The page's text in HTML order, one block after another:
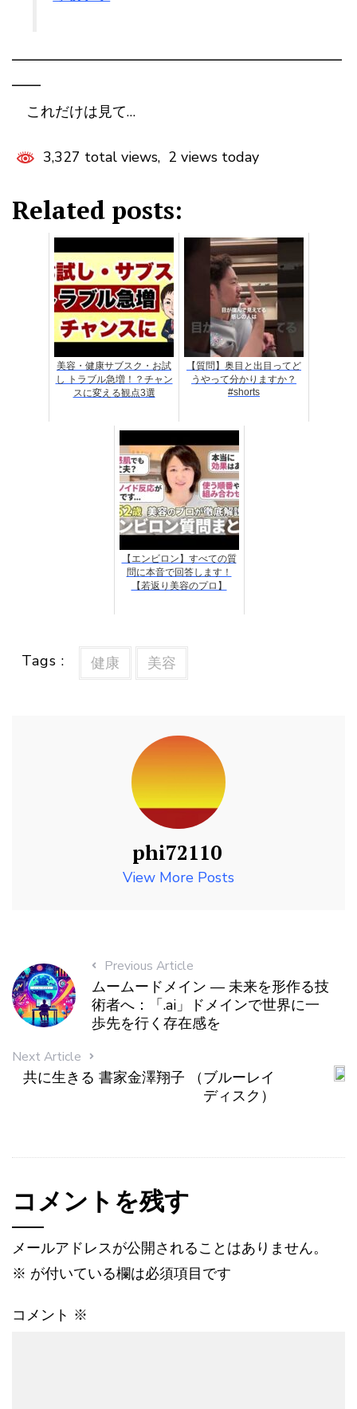
━━━━━━━━━━━━━━━━━━━━━━━
━━
これだけは見て…
3,327 total views, 2 views today
Related posts:
美容・健康サブスク・お試
し トラブル急増！？チャン
スに変える観点3選
【質問】奥目と出目ってど
うやって分かりますか？
#shorts
【エンビロン】すべての質
問に本音で回答します！
【若返り美容のプロ】
Tags : 健康 美容
phi72110
View More Posts
Previous Article
ムームードメイン — 未来を形作る技
術者へ：「.ai」ドメインで世界に一
歩先を行く存在感を
Next Article
共に生きる 書家金澤翔子 （ブルーレイ
ディスク）
コメントを残す
メールアドレスが公開されることはありません。
※ が付いている欄は必須項目です
コメント ※